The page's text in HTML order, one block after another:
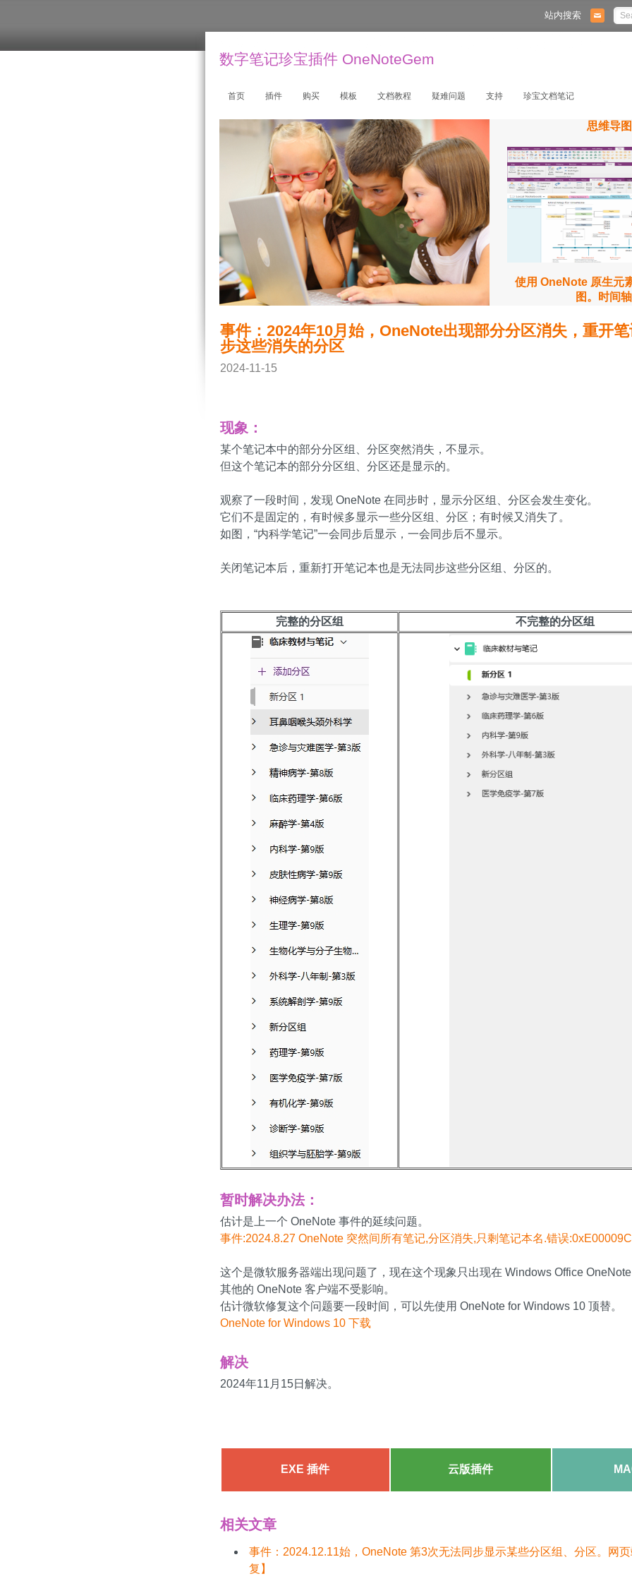
站内搜索
数字笔记珍宝插件 OneNoteGem
首页 插件 购买 模板 文档教程 疑难问题 支持 珍宝文档笔记
思维导图
使用 OneNote 原生元
图。时间轴
事件：2024年10月始，OneNote出现部分分区消失，重开笔
步这些消失的分区
2024-11-15
现象：
某个笔记本中的部分分区组、分区突然消失，不显示。
但这个笔记本的部分分区组、分区还是显示的。
观察了一段时间，发现 OneNote 在同步时，显示分区组、分区会发生变化。
它们不是固定的，有时候多显示一些分区组、分区；有时候又消失了。
如图，“内科学笔记”一会同步后显示，一会同步后不显示。
关闭笔记本后，重新打开笔记本也是无法同步这些分区组、分区的。
完整的分区组 不完整的分区组
暂时解决办法：
估计是上一个 OneNote 事件的延续问题。
事件:2024.8.27 OneNote 突然间所有笔记,分区消失,只剩笔记本名.错误
这个是微软服务器端出现问题了，现在这个现象只出现在 Windows Office OneNote
其他的 OneNote 客户端不受影响。
估计微软修复这个问题要一段时间，可以先使用 OneNote for Windows 10 顶替。
OneNote for Windows 10 下载
解决
2024年11月15日解决。
EXE 插件 云版插件
相关文章
事件：2024.12.11始，OneNote 第3次无法同步显示某些分区组、分区。网
复】